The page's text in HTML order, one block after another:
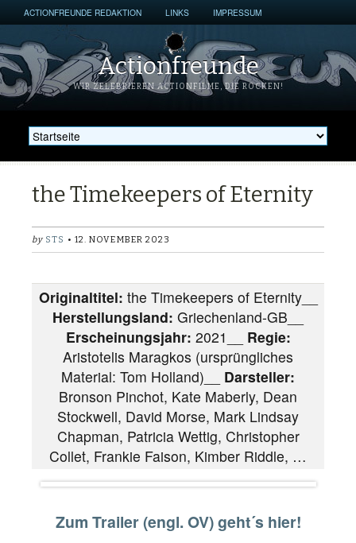
ACTIONFREUNDE REDAKTION LINKS IMPRESSUM
Actionfreunde
WIR ZELEBRIEREN ACTIONFILME, DIE ROCKEN!
the Timekeepers of Eternity
by STS • 12. NOVEMBER 2023
Originaltitel: the Timekeepers of Eternity__
Herstellungsland: Griechenland-GB__
Erscheinungsjahr: 2021__ Regie:
Aristotelis Maragkos (ursprüngliches
Material: Tom Holland)__ Darsteller:
Bronson Pinchot, Kate Maberly, Dean
Stockwell, David Morse, Mark Lindsay
Chapman, Patricia Wettig, Christopher
Collet, Frankie Faison, Kimber Riddle, …
Zum Trailer (engl. OV) geht´s hier!